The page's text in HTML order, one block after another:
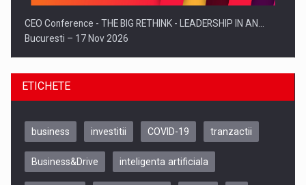
CEO Conference - THE BIG RETHINK - LEADERSHIP IN AN…
Bucuresti – 17 Nov 2026
ETICHETE
business investitii COVID-19 tranzactii
Business&Drive inteligenta artificiala